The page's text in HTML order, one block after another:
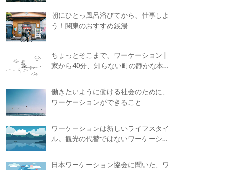
朝にひとっ風呂浴びてから、仕事しよ
う！関東のおすすめ銭湯
ちょっとそこまで、ワーケーション |
家から40分、知らない町の静かな本屋
働きたいように働ける社会のために、
ワーケーションができること
ワーケーションは新しいライフスタイ
ル。観光の代替ではないワーケーショ
日本ワーケーション協会に聞いた、ワ